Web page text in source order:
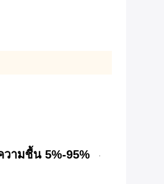
ามชื้น 5%-95%